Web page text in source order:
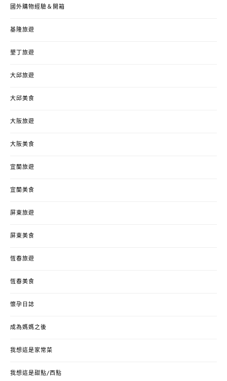
國外購物經驗＆開箱
基隆旅遊
墾丁旅遊
大邱旅遊
大邱美食
大阪旅遊
大阪美食
宜蘭旅遊
宜蘭美食
屏東旅遊
屏東美食
恆春旅遊
恆春美食
懷孕日誌
成為媽媽之後
我想這是家常菜
我想這是甜點/西點